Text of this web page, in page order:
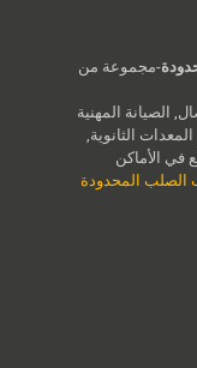
-مجموعة من
الصيانة المهنية
الثانوية,
في الأماكن